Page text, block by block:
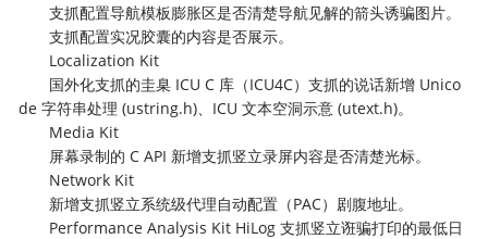
支抓配置导航模板膨胀区是否清楚导航见解的箭头诱骗图片。
支抓配置实况胶囊的内容是否展示。
Localization Kit
国外化支抓的圭臬 ICU C 库（ICU4C）支抓的说话新增 Unico
de 字符串处理 (ustring.h)、ICU 文本空洞示意 (utext.h)。
Media Kit
屏幕录制的 C API 新增支抓竖立录屏内容是否清楚光标。
Network Kit
新增支抓竖立系统级代理自动配置（PAC）剧腹地址。
Performance Analysis Kit HiLog 支抓竖立诳骗打印的最低日